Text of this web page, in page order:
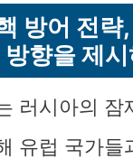
방어 전략
방향을 제
러시아의 잠
유럽 국가들